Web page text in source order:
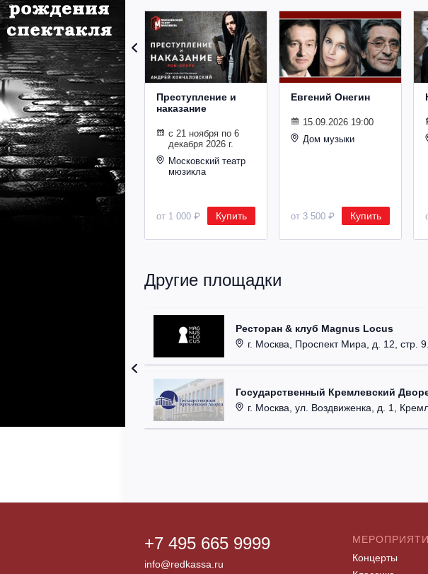
Преступление и
наказание
с 21 ноября по 6
декабря 2026 г.
Московский театр
мюзикла
от 1 000 ₽ Купить
Евгений Онегин
15.09.2026 19:00
Дом музыки
от 3 500 ₽ Купить
Другие площадки
Ресторан & клуб Magnus Locus
г. Москва, Проспект Мира, д. 12, стр. 9.
Государственный Кремлевский
г. Москва, ул. Воздвиженка, д. 1,
+7 495 665 9999
info@redkassa.ru
Концерты